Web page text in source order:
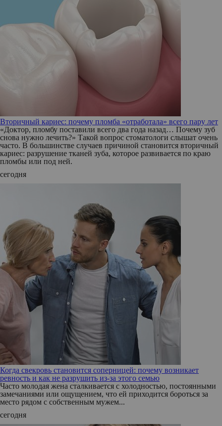
Вторичный кариес: почему пломба «отработала» всего пару лет
«Доктор, пломбу поставили всего два года назад… Почему зуб
снова нужно лечить?» Такой вопрос стоматологи слышат очень
часто. В большинстве случаев причиной становится вторичный
кариес: разрушение тканей зуба, которое развивается по краю
пломбы или под ней.
сегодня
Когда свекровь становится соперницей: почему возникает
ревность и как не разрушить из-за этого семью
Часто молодая жена сталкивается с холодностью, постоянными
замечаниями или ощущением, что ей приходится бороться за
место рядом с собственным мужем...
сегодня